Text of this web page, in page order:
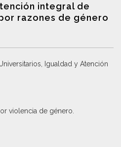
integral de
razones de género
Igualdad y Atención
violencia de género